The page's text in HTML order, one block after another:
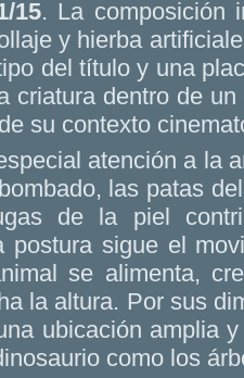
15. La composición
y hierba
del título y una
criatura dentro de
su contexto
atención a la
las patas
de la piel
postura sigue el
se alimenta,
la altura. Por sus
ubicación amplia
como los